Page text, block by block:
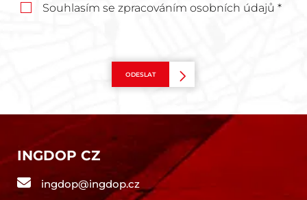
Souhlasím se zpracováním osobních údajů *
ODESLAT
INGDOP CZ
ingdop@ingdop.cz